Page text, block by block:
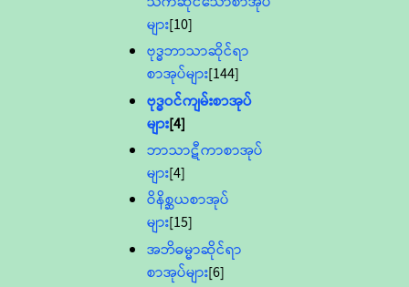
များ[10]
ဗုဒ္ဓဘာသာဆိုင်ရာ
စာအုပ်များ[144]
ဗုဒ္ဓဝင်ကျမ်းစာအုပ်
များ[4]
ဘာသာဋီကာစာအုပ်
များ[4]
ဝိနိစ္ဆယစာအုပ်
များ[15]
အဘိဓမ္မာဆိုင်ရာ
စာအုပ်များ[6]